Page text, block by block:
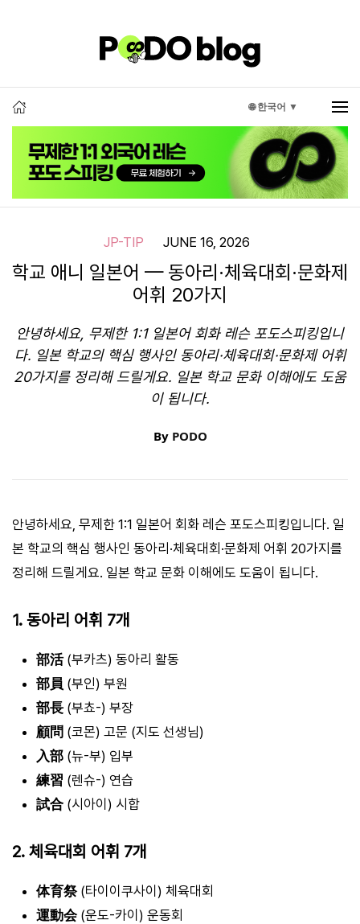
🌐 한국어 ▼
JP-TIP JUNE 16, 2026
학교 애니 일본어 — 동아리·체육대회·문화제
어휘 20가지
안녕하세요, 무제한 1:1 일본어 회화 레슨 포도스피킹입니
다. 일본 학교의 핵심 행사인 동아리·체육대회·문화제 어휘
20가지를 정리해 드릴게요. 일본 학교 문화 이해에도 도움
이 됩니다.
By PODO
안녕하세요, 무제한 1:1 일본어 회화 레슨 포도스피킹입니다. 일
본 학교의 핵심 행사인 동아리·체육대회·문화제 어휘 20가지를
정리해 드릴게요. 일본 학교 문화 이해에도 도움이 됩니다.
1. 동아리 어휘 7개
部活(부카츠) 동아리 활동
部員 (부인) 부원
部長 (부쵸-) 부장
顧問 (코몬) 고문 (지도 선생님)
入部 (뉴-부) 입부
練習 (렌슈-) 연습
試合 (시아이) 시합
2. 체육대회 어휘 7개
体育祭(타이이쿠사이) 체육대회
運動会 (운도-카이) 운동회